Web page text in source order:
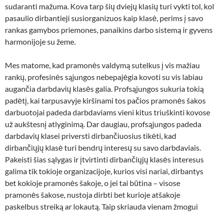
sudaranti mažuma. Kova tarp šių dviejų klasių turi vykti tol, kol
pasaulio dirbantieji susiorganizuos kaip klasė, perims į savo
rankas gamybos priemones, panaikins darbo sistemą ir gyvens
harmonijoje su žeme.
Mes matome, kad pramonės valdymą sutelkus į vis mažiau
rankų, profesinės sąjungos nebepajėgia kovoti su vis labiau
augančia darbdavių klasės galia. Profsąjungos sukuria tokią
padėtį, kai tarpusavyje kiršinami tos pačios pramonės šakos
darbuotojai padeda darbdaviams vieni kitus triuškinti kovose
už aukštesnį atlyginimą. Dar daugiau, profsąjungos padeda
darbdavių klasei priversti dirbančiuosius tikėti, kad
dirbančiųjų klasė turi bendrų interesų su savo darbdaviais.
Pakeisti šias sąlygas ir įtvirtinti dirbančiųjų klasės interesus
galima tik tokioje organizacijoje, kurios visi nariai, dirbantys
bet kokioje pramonės šakoje, o jei tai būtina – visose
pramonės šakose, nustoja dirbti bet kurioje atšakoje
paskelbus streiką ar lokautą. Taip skriauda vienam žmogui